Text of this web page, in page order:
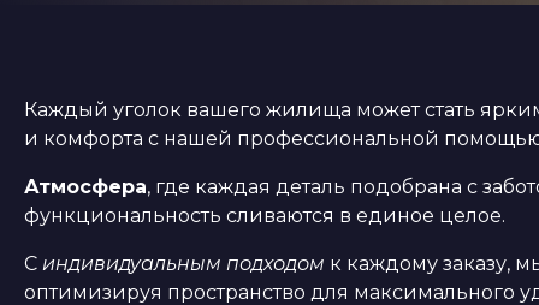
Каждый уголок вашего жилища может стать
и комфорта с нашей профессиональной
Атмосфера, где каждая деталь подобрана с
функциональность сливаются в единое целое.
С индивидуальным подходом к каждому заказу,
оптимизируя пространство для максимального